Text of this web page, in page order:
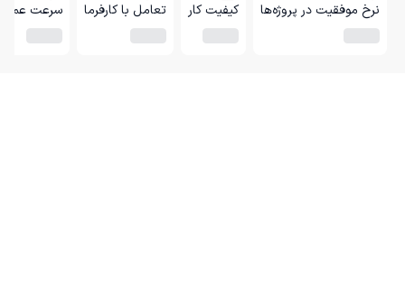
نرخ موفقیت در پروژه‌ها کیفیت کار تعامل با کارفرما سرعت عمل